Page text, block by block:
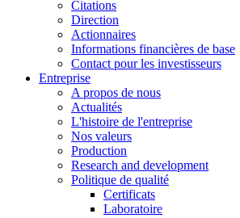
Citations
Direction
Actionnaires
Informations financières de base
Contact pour les investisseurs
Entreprise
A propos de nous
Actualités
L'histoire de l'entreprise
Nos valeurs
Production
Research and development
Politique de qualité
Certificats
Laboratoire